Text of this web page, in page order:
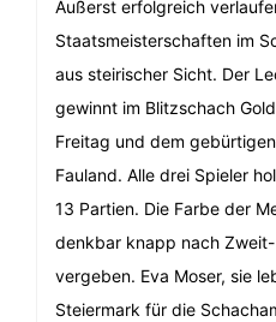
Äußerst erfolgreich
Staatsmeisterschaften im
aus steirischer Sicht. Der
gewinnt im Blitzschach
Freitag und dem
Fauland. Alle drei Spieler
13 Partien. Die Farbe der
denkbar knapp nach
vergeben. Eva Moser, sie
Steiermark für die